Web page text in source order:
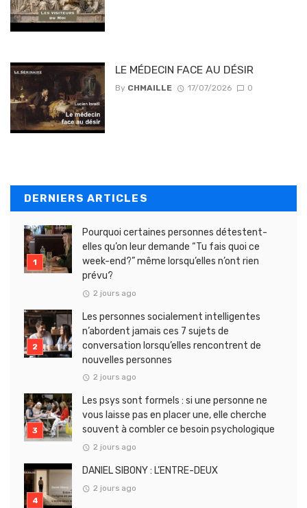
LE MÉDECIN FACE AU DÉSIR
By CHMAILLE 17/07/2026 0
DERNIERS ARTICLES
Pourquoi certaines personnes détestent-
elles qu’on leur demande “Tu fais quoi ce
week-end?” même lorsqu’elles n’ont rien
prévu?
2 jours ago
Les personnes socialement intelligentes
n’abordent jamais ces 7 sujets de
conversation lorsqu’elles rencontrent de
nouvelles personnes
2 jours ago
Les psys sont formels : si une personne ne
vous laisse pas en placer une, elle cherche
souvent à combler ce besoin psychologique
2 jours ago
DANIEL SIBONY : L’ENTRE-DEUX
2 jours ago